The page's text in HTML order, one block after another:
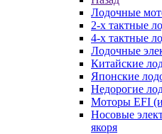
Лодочные
2-х тактные
4-х тактные
Лодочные
Китайские
Японские
Недорогие
Моторы EFI
Носовые
якоря